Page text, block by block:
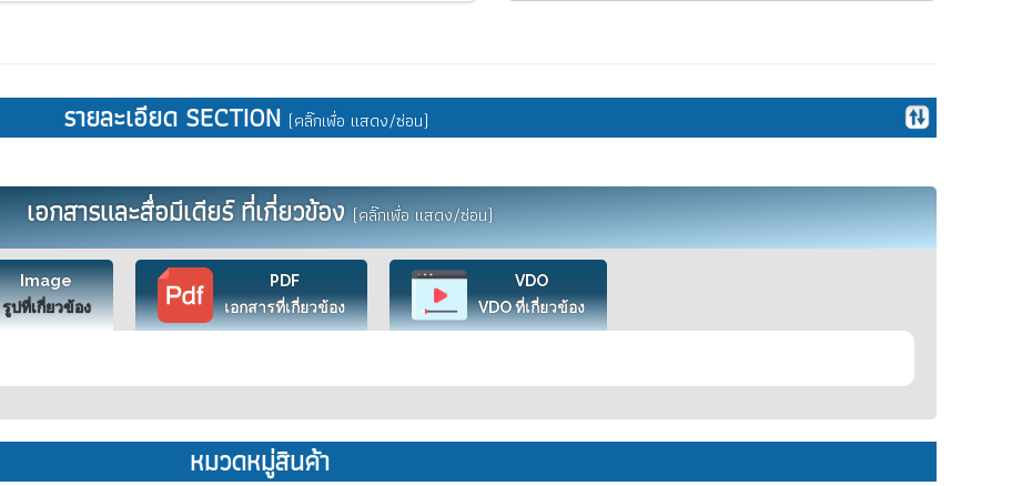
รายละเอียด SECTION (คลิ๊กเพื่อ แสดง/ซ่อน)
เอกสารและสื่อมีเดียร์ ที่เกี่ยวข้อง(คลิ๊กเพื่อ แสดง/ซ่อน)
Image
รูปที่เกี่ยวข้อง
PDF
เอกสารที่เกี่ยวข้อง
VDO
VDO ที่เกี่ยวข้อง
หมวดหมู่สินค้า